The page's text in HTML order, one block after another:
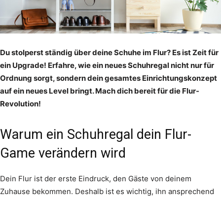
Du stolperst ständig über deine Schuhe im Flur? Es ist Zeit für
ein Upgrade! Erfahre, wie ein neues Schuhregal nicht nur für
Ordnung sorgt, sondern dein gesamtes Einrichtungskonzept
auf ein neues Level bringt. Mach dich bereit für die Flur-
Revolution!
Warum ein Schuhregal dein Flur-
Game verändern wird
Dein Flur ist der erste Eindruck, den Gäste von deinem
Zuhause bekommen. Deshalb ist es wichtig, ihn ansprechend